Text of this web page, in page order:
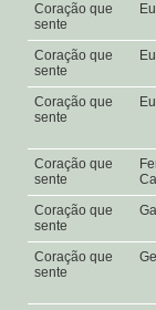
Coração que
sente
Coração que
sente
Coração que
sente
Coração que
sente
Coração que
sente
Coração que
sente